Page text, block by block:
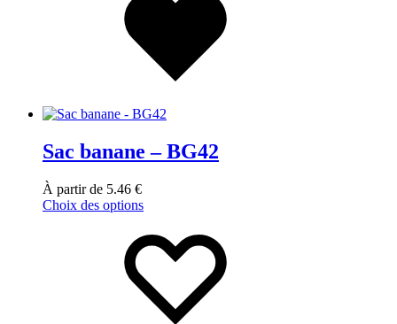
Sac banane – BG42
À partir de 5.46 €
Choix des options